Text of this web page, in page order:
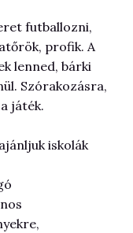
futballozni,
profik. A
lenned, bárki
Szórakozásra,
játék.
iskolák